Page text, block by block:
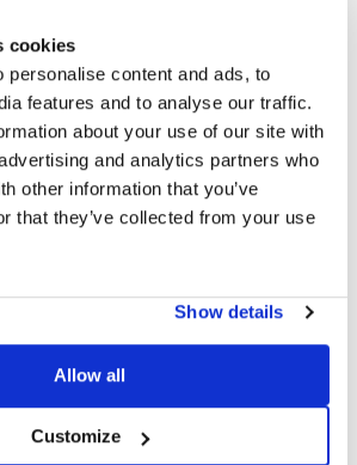
cookies
personalise content and ads, to
features and to analyse our traffic.
about your use of our site with
and analytics partners who
other information that you’ve
that they’ve collected from your use
Show details
Allow all
Customize
dei miei dati secondo quanto
Policydi Basic S.r.l .